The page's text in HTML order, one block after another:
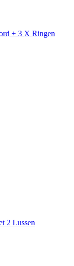
+ 3 X Ringen
2 Lussen